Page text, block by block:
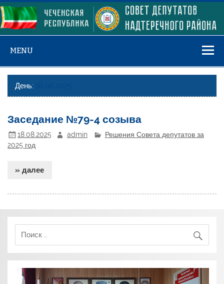
Skip
to
content
MENU
День:
Заседание №79-4 созыва
18.08.2025 admin
Решения Совета депутатов за
2025 год
» далее